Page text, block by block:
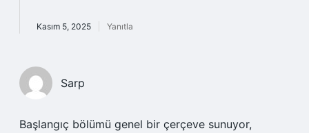
Kasım 5, 2025 Yanıtla
Sarp
Başlangıç bölümü genel bir çerçeve sunuyor,